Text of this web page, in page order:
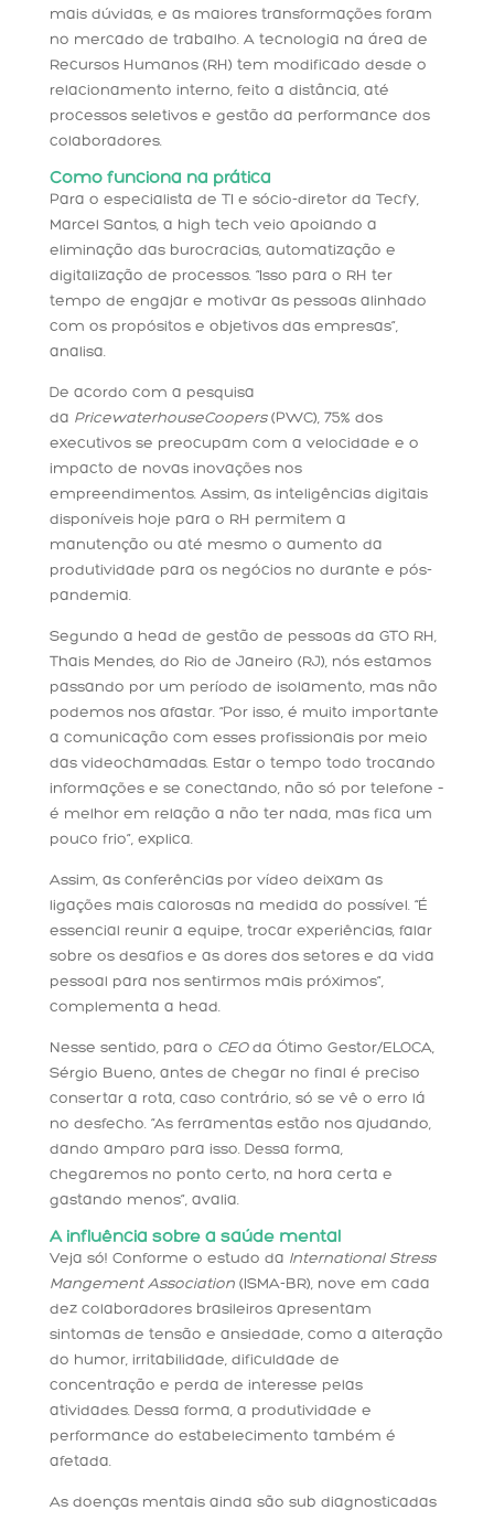
mais dúvidas, e as maiores transformações foram
no mercado de trabalho. A tecnologia na área de
Recursos Humanos (RH) tem modificado desde o
relacionamento interno, feito a distância, até
processos seletivos e gestão da performance dos
colaboradores.
Como funciona na prática
Para o especialista de TI e sócio-diretor da Tecfy,
Marcel Santos, a high tech veio apoiando a
eliminação das burocracias, automatização e
digitalização de processos. “Isso para o RH ter
tempo de engajar e motivar as pessoas alinhado
com os propósitos e objetivos das empresas”,
analisa.
De acordo com a pesquisa
da PricewaterhouseCoopers(PWC), 75% dos
executivos se preocupam com a velocidade e o
impacto de novas inovações nos
empreendimentos. Assim, as inteligências digitais
disponíveis hoje para o RH permitem a
manutenção ou até mesmo o aumento da
produtividade para os negócios no durante e pós-
pandemia.
Segundo a head de gestão de pessoas da GTO RH,
Thais Mendes, do Rio de Janeiro (RJ), nós estamos
passando por um período de isolamento, mas não
podemos nos afastar. “Por isso, é muito importante
a comunicação com esses profissionais por meio
das videochamadas. Estar o tempo todo trocando
informações e se conectando, não só por telefone –
é melhor em relação a não ter nada, mas fica um
pouco frio”, explica.
Assim, as conferências por vídeo deixam as
ligações mais calorosas na medida do possível. “É
essencial reunir a equipe, trocar experiências, falar
sobre os desafios e as dores dos setores e da vida
pessoal para nos sentirmos mais próximos”,
complementa a head.
Nesse sentido, para o CEOda Ótimo Gestor/ELOCA,
Sérgio Bueno, antes de chegar no final é preciso
consertar a rota, caso contrário, só se vê o erro lá
no desfecho. “As ferramentas estão nos ajudando,
dando amparo para isso. Dessa forma,
chegaremos no ponto certo, na hora certa e
gastando menos”, avalia.
A influência sobre a saúde mental
Veja só! Conforme o estudo da International Stress
Mangement Association(ISMA-BR), nove em cada
dez colaboradores brasileiros apresentam
sintomas de tensão e ansiedade, como a alteração
do humor, irritabilidade, dificuldade de
concentração e perda de interesse pelas
atividades. Dessa forma, a produtividade e
performance do estabelecimento também é
afetada.
As doenças mentais ainda são sub diagnosticadas